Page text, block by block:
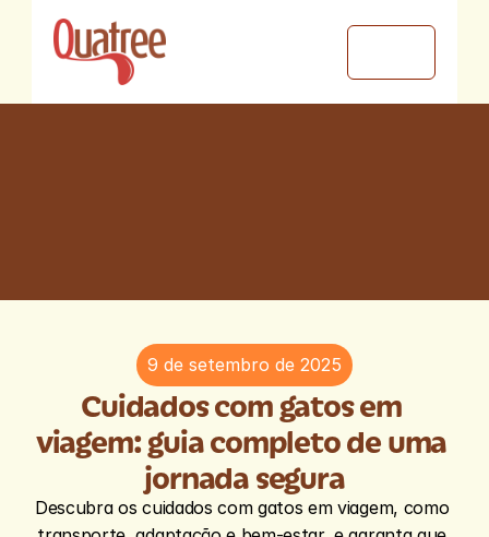
Porque cuidar também é
compartilhar conhecimento.
9 de setembro de 2025
Cuidados com gatos em
viagem: guia completo de uma
jornada segura
Descubra os cuidados com gatos em viagem, como